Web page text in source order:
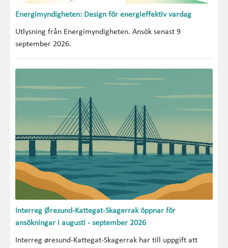
Energimyndigheten: Design för energieffektiv vardag
Utlysning från Energimyndigheten. Ansök senast 9
september 2026.
Interreg Øresund-Kattegat-Skagerrak öppnar för
ansökningar i augusti - september 2026
Interreg øresund-Kattegat-Skagerrak har till uppgift att